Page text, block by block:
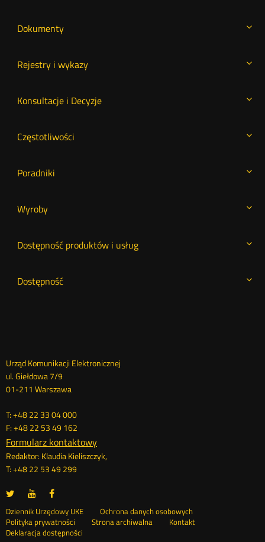
Dokumenty
Rejestry i wykazy
Konsultacje i Decyzje
Częstotliwości
Poradniki
Wyroby
Dostępność produktów i usług
Dostępność
Dane
kontaktowe
Urząd Komunikacji Elektronicznej
ul. Giełdowa 7/9
01-211 Warszawa
T: +48 22 33 04 000
F: +48 22 53 49 162
Formularz kontaktowy
Redaktor: Klaudia Kieliszczyk,
T: +48 22 53 49 299
UKE
portalu
Twitter
Otwórz
nowym
oknie
UKE
portalu
Youtube
Otwórz
nowym
oknie
portalu
Facebook
nowym
oknie
Stopka
Dziennik Urzędowy UKE Otwórz
Ochrona danych osobowych
Polityka prywatności
Otwórz
w
Strona archiwalna
Kontakt
Deklaracja dostępności